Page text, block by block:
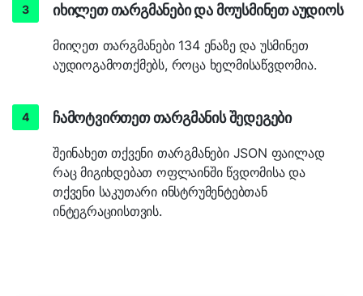
იხილეთ თარგმანები და მოუსმინეთ აუდიოს
მიიღეთ თარგმანები 134 ენაზე და უსმინეთ
აუდიოგამოთქმებს, როცა ხელმისაწვდომია.
ჩამოტვირთეთ თარგმანის შედეგები
შეინახეთ თქვენი თარგმანები JSON ფაილად
რაც მიგიხდებათ ოფლაინში წვდომისა და
თქვენი საკუთარი ინსტრუმენტებთან
ინტეგრაციისთვის.